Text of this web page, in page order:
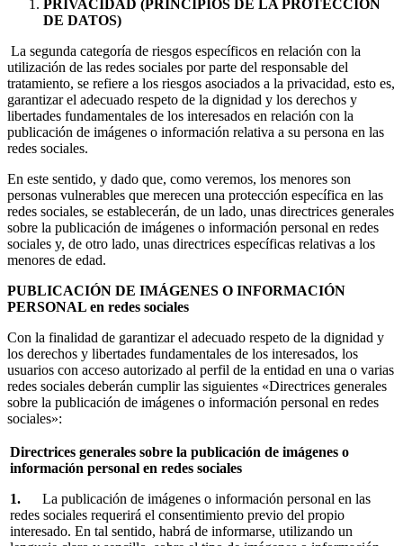
PRIVACIDAD (PRINCIPIOS DE LA PROTECCIÓN
DE DATOS)
La segunda categoría de riesgos específicos en relación con la
utilización de las redes sociales por parte del responsable del
tratamiento, se refiere a los riesgos asociados a la privacidad, esto es,
garantizar el adecuado respeto de la dignidad y los derechos y
libertades fundamentales de los interesados en relación con la
publicación de imágenes o información relativa a su persona en las
redes sociales.
En este sentido, y dado que, como veremos, los menores son
personas vulnerables que merecen una protección específica en las
redes sociales, se establecerán, de un lado, unas directrices generales
sobre la publicación de imágenes o información personal en redes
sociales y, de otro lado, unas directrices específicas relativas a los
menores de edad.
PUBLICACIÓN DE IMÁGENES O INFORMACIÓN
PERSONAL en redes sociales
Con la finalidad de garantizar el adecuado respeto de la dignidad y
los derechos y libertades fundamentales de los interesados, los
usuarios con acceso autorizado al perfil de la entidad en una o varias
redes sociales deberán cumplir las siguientes «Directrices generales
sobre la publicación de imágenes o información personal en redes
sociales»:
Directrices generales sobre la publicación de imágenes o
información personal en redes sociales
1. La publicación de imágenes o información personal en las
redes sociales requerirá el consentimiento previo del propio
interesado. En tal sentido, habrá de informarse, utilizando un